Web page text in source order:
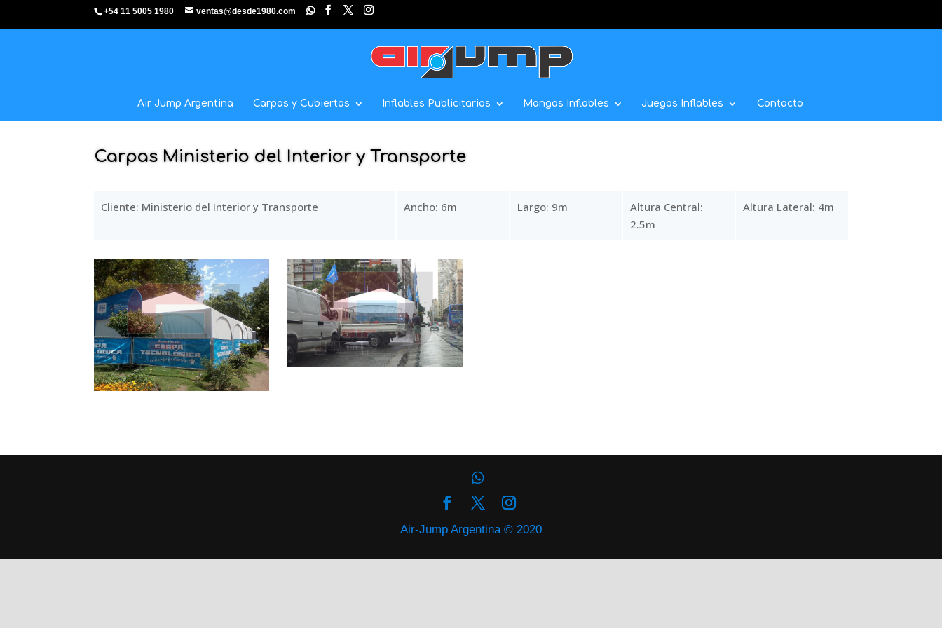
+54 11 5005 1980 ventas@desde1980.com
Air Jump Argentina Carpas y Cubiertas Inflables Publicitarios Mangas Inflables Juegos Inflables Contacto
Carpas Ministerio del Interior y Transporte
Cliente: Ministerio del Interior y Transporte Ancho: 6m Largo: 9m
Altura Central:
2.5m
Altura Lateral: 4m
Air-Jump Argentina © 2020